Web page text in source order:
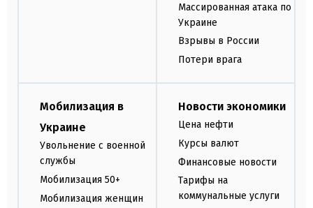
Массированная атака по
Украине
Взрывы в России
Потери врага
Мобилизация в
Украине
Увольнение с военной
службы
Мобилизация 50+
Мобилизация женщин
Новости экономики
Цена нефти
Курсы валют
Финансовые новости
Тарифы на
коммунальные услуги